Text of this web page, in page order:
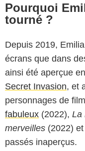
Pourquoi
tourné ?
Depuis 2019,
écrans que dans
ainsi été aperçue
Secret Invasion, et
personnages de
fabuleux (2022), La
merveilles (2022) et
passés inaperçus.